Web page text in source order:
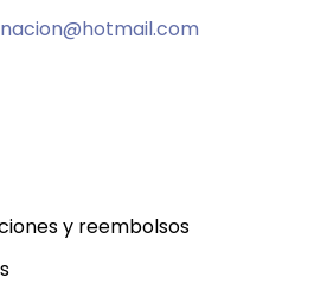
y reembolsos